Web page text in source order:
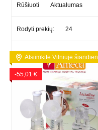
Rūšiuoti Aktualumas
Rodyti prekių: 24
Atsiimkite Vilniuje šiandien
-55,01 €